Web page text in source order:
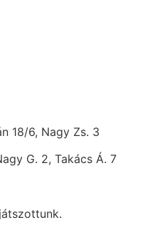
18/6, Nagy Zs. 3
G. 2, Takács Á. 7